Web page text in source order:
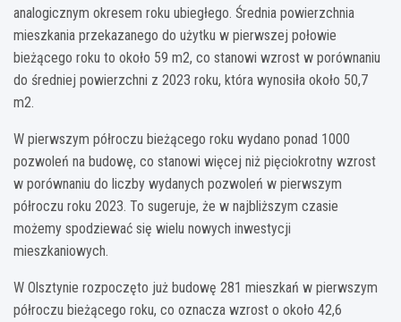
analogicznym okresem roku ubiegłego. Średnia powierzchnia
mieszkania przekazanego do użytku w pierwszej połowie
bieżącego roku to około 59 m2, co stanowi wzrost w porównaniu
do średniej powierzchni z 2023 roku, która wynosiła około 50,7
m2.
W pierwszym półroczu bieżącego roku wydano ponad 1000
pozwoleń na budowę, co stanowi więcej niż pięciokrotny wzrost
w porównaniu do liczby wydanych pozwoleń w pierwszym
półroczu roku 2023. To sugeruje, że w najbliższym czasie
możemy spodziewać się wielu nowych inwestycji
mieszkaniowych.
W Olsztynie rozpoczęto już budowę 281 mieszkań w pierwszym
półroczu bieżącego roku, co oznacza wzrost o około 42,6